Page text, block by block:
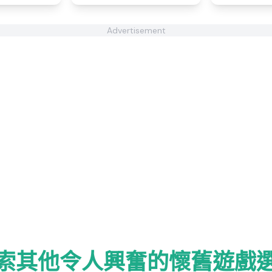
Advertisement
其他令人興奮的懷舊遊戲